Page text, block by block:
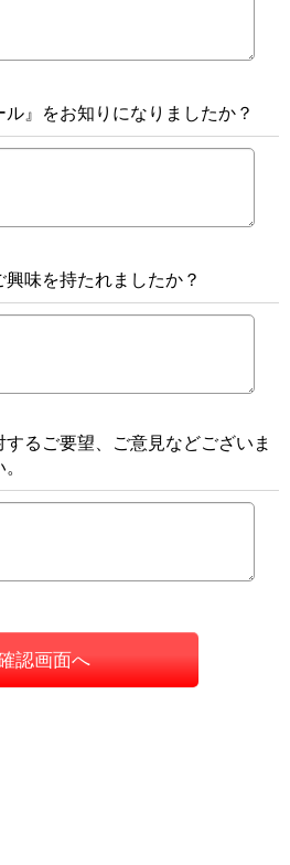
』をお知りになりましたか？
味を持たれましたか？
するご要望、ご意見などございま
認画面へ